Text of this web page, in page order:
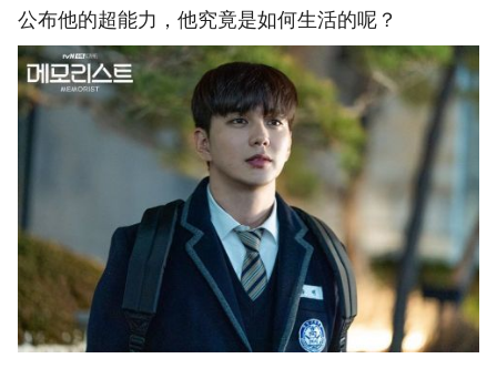
公布他的超能力，他究竟是如何生活的呢？